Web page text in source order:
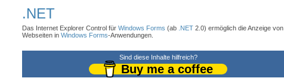
.NET
Das Internet Explorer Control für Windows Forms (ab .NET2.0) ermöglich die Anzeige von
Webseiten in Windows Forms-Anwendungen.
Sind diese Inhalte hilfreich?
Buy me a coffee